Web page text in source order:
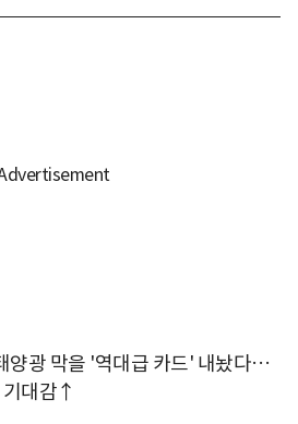
양광 막을 '역대급 카드' 내놨다…
대감↑